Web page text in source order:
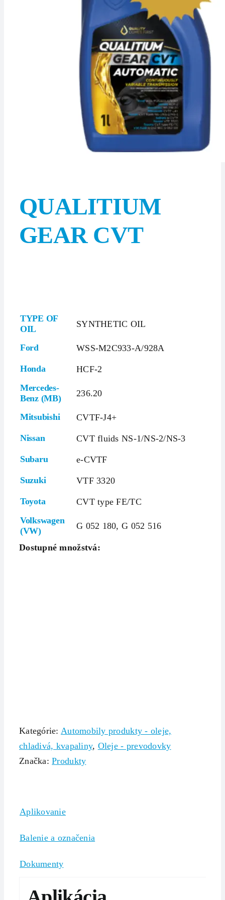
QUALITIUM
GEAR CVT
TYPE OF
OIL
SYNTHETIC OIL
Ford WSS-M2C933-A/928A
Honda
HCF-2
Mercedes-
Benz (MB)
236.20
Mitsubishi CVTF-J4+
Nissan CVT fluids NS-1/NS-2/NS-3
Subaru e-CVTF
Suzuki VTF 3320
Toyota
CVT type FE/TC
Volkswagen
(VW)
G 052 180, G 052 516
Dostupné množstvá:
Kategórie: Automobily produkty - oleje,
chladivá, kvapaliny, Oleje - prevodovky
Značka:Produkty
Aplikovanie
Balenie a označenia
Dokumenty